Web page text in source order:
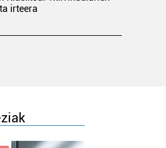
irteera